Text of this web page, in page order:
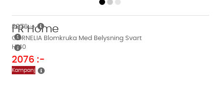
CORNELIA Blomkruka Med Belysning Svart
H140
PR Home
2076 :-
2076 :-
Kampanj